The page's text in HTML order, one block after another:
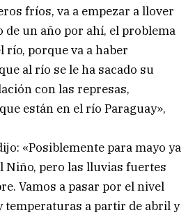
fríos, va a empezar a llover
de un año por ahí, el problema
río, porque va a haber
al río se le ha sacado su
con las represas,
están en el río Paraguay»,
«Posiblemente para mayo ya
Niño, pero las lluvias fuertes
Vamos a pasar por el nivel
temperaturas a partir de abril y